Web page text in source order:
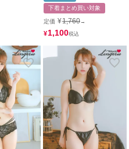
ーツ2点セット
下着まとめ買い対象
定価 ¥1,760→
¥1,100